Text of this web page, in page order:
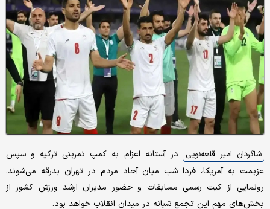
شاگردان امیر قلعه‌نویی
در آستانه اعزام به کمپ تمرینی ترکیه و سپس
عزیمت به آمریکا، فردا شب میان آحاد مردم در تهران بدرقه می‌شوند.
رونمایی از کیت رسمی مسابقات و حضور مدیران ارشد ورزش کشور از
بخش‌های مهم این تجمع شبانه در میدان انقلاب خواهد بود.